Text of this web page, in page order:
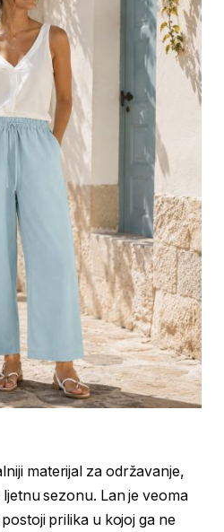
materijal za održavanje,
ljetnu sezonu. Lan je veoma
prilika u kojoj ga ne